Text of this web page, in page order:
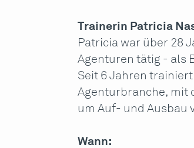
Trainerin Patricia
Patricia war über 28
Agenturen tätig - als
Seit 6 Jahren
Agenturbranche, mit
um Auf- und Ausbau
Wann: